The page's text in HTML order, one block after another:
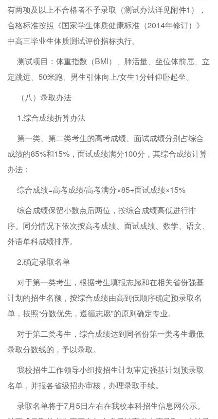
有两项及以上不合格者不予录取（测试办法详见附件1），
合格标准按照《国家学生体质健康标准（2014年修订）》
中高三毕业生体质测试评价指标执行。
测试项目：体重指数（BMI）、肺活量、坐位体前屈、立
定跳远、50米跑、男生引体向上/女生1分钟仰卧起坐。
（八）录取办法
1.综合成绩折算办法
第一类、第二类考生的高考成绩、面试成绩分别占综合
成绩的85%和15%，面试成绩满分100分，其综合成绩计算
办法：
综合成绩=高考成绩/高考满分×85+面试成绩×15%
综合成绩保留小数点后两位，按综合成绩高低进行排
序。同分情况下依次按高考成绩、面试成绩、数学、语文、
外语单科成绩排序。
2.确定录取名单
对于第一类考生，根据考生填报志愿和在相关省份强基
计划的招生名额，按综合成绩由高到低顺序确定预录取名
单，按照“分数优先，遵循志愿”的原则确定专业。
对于第二类考生，综合成绩达到同省份第一类考生最低
录取分数线的，予以录取。
我校招生工作领导小组按招生计划审定强基计划预录取
名单，并报各省级招办审核，办理录取手续。
录取名单将于7月5日左右在我校本科招生信息网公示。